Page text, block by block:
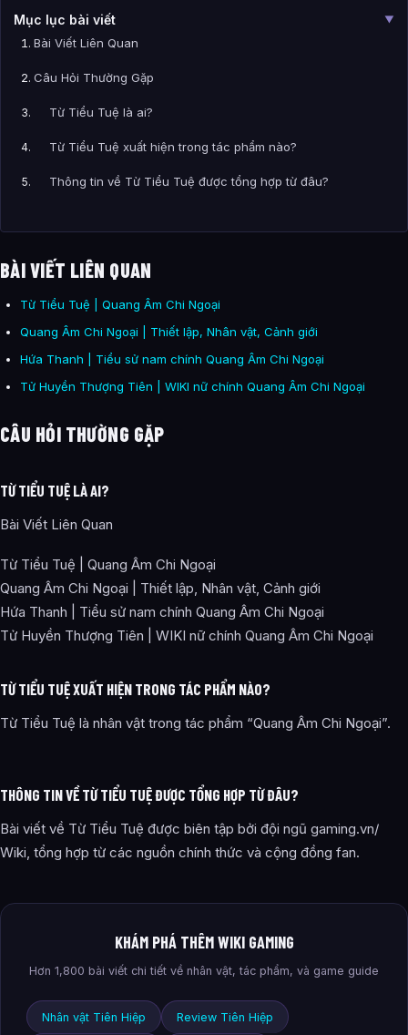
Mục lục bài viết ▼
Bài Viết Liên Quan
Câu Hỏi Thường Gặp
Từ Tiểu Tuệ là ai?
Từ Tiểu Tuệ xuất hiện trong tác phẩm nào?
Thông tin về Từ Tiểu Tuệ được tổng hợp từ đâu?
BÀI VIẾT LIÊN QUAN
Từ Tiểu Tuệ | Quang Âm Chi Ngoại
Quang Âm Chi Ngoại | Thiết lập, Nhân vật, Cảnh giới
Hứa Thanh | Tiểu sử nam chính Quang Âm Chi Ngoại
Tử Huyền Thượng Tiên | WIKI nữ chính Quang Âm Chi Ngoại
CÂU HỎI THƯỜNG GẶP
TỪ TIỂU TUỆ LÀ AI?
Bài Viết Liên Quan
Từ Tiểu Tuệ | Quang Âm Chi Ngoại
Quang Âm Chi Ngoại | Thiết lập, Nhân vật, Cảnh giới
Hứa Thanh | Tiểu sử nam chính Quang Âm Chi Ngoại
Tử Huyền Thượng Tiên | WIKI nữ chính Quang Âm Chi Ngoại
TỪ TIỂU TUỆ XUẤT HIỆN TRONG TÁC PHẨM NÀO?
Từ Tiểu Tuệ là nhân vật trong tác phẩm “Quang Âm Chi Ngoại”.
THÔNG TIN VỀ TỪ TIỂU TUỆ ĐƯỢC TỔNG HỢP TỪ ĐÂU?
Bài viết về Từ Tiểu Tuệ được biên tập bởi đội ngũ gaming.vn/
Wiki, tổng hợp từ các nguồn chính thức và cộng đồng fan.
KHÁM PHÁ THÊM WIKI GAMING
Hơn 1,800 bài viết chi tiết về nhân vật, tác phẩm, và game guide
Nhân vật Tiên Hiệp Review Tiên Hiệp